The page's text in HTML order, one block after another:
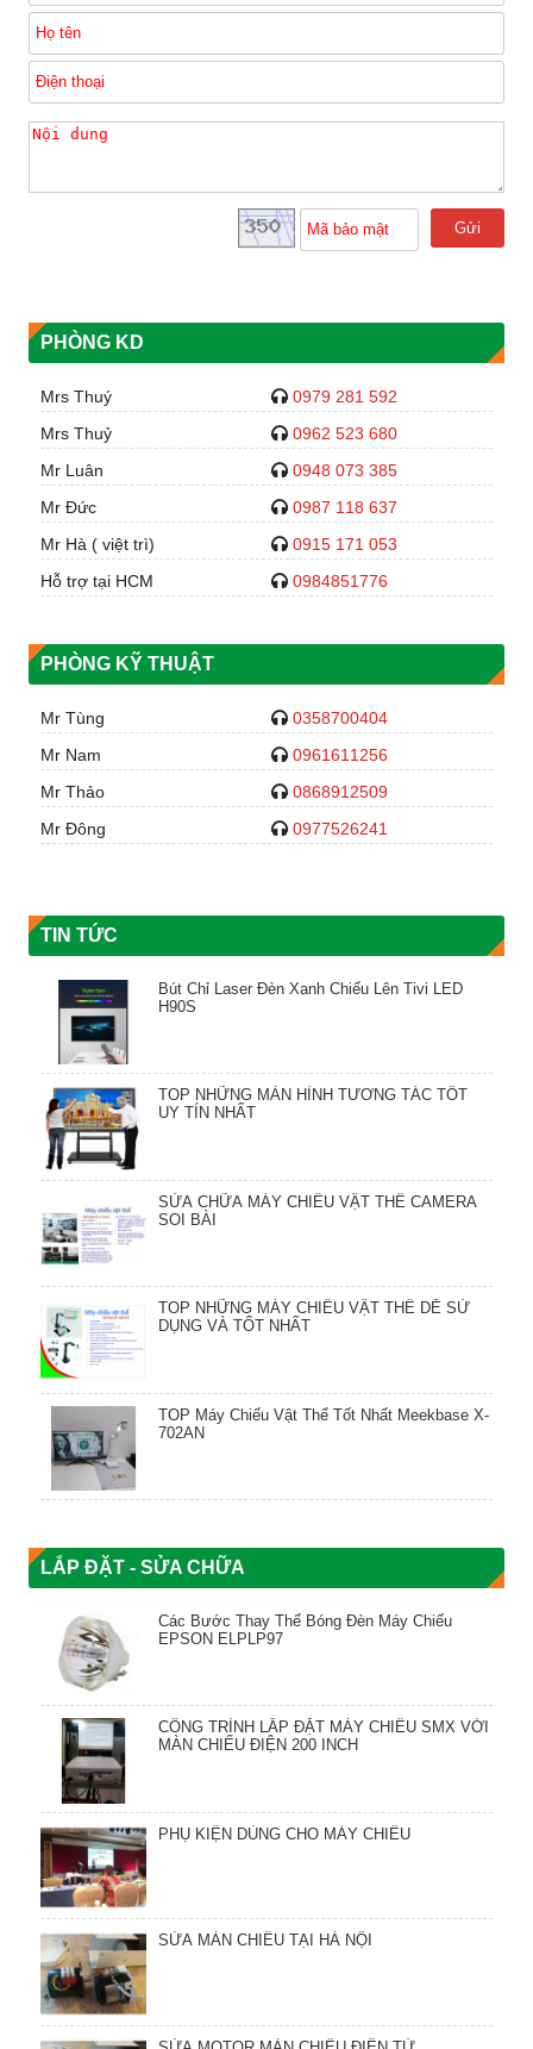
Gửi
PHÒNG KD
Mrs Thuý
0979 281 592
Mrs Thuỷ
0962 523 680
Mr Luân
0948 073 385
Mr Đức
0987 118 637
Mr Hà ( việt trì)
0915 171 053
Hỗ trợ tại HCM
0984851776
PHÒNG KỸ THUẬT
Mr Tùng
0358700404
Mr Nam
0961611256
Mr Thảo
0868912509
Mr Đông
0977526241
TIN TỨC
Bút Chỉ Laser Đèn Xanh Chiếu Lên Tivi LED
H90S
TOP NHỮNG MÀN HÌNH TƯƠNG TÁC TỐT
UY TÍN NHẤT
SỬA CHỮA MÁY CHIẾU VẬT THỂ CAMERA
SOI BÀI
TOP NHỮNG MÁY CHIẾU VẬT THỂ DỄ SỬ
DỤNG VÀ TỐT NHẤT
TOP Máy Chiếu Vật Thể Tốt Nhất Meekbase X-
702AN
LẮP ĐẶT - SỬA CHỮA
Các Bước Thay Thế Bóng Đèn Máy Chiếu
EPSON ELPLP97
CÔNG TRÌNH LẮP ĐẶT MÁY CHIẾU SMX VỚI
MÀN CHIẾU ĐIỆN 200 INCH
PHỤ KIỆN DÙNG CHO MÁY CHIẾU
SỬA MÀN CHIẾU TẠI HÀ NỘI